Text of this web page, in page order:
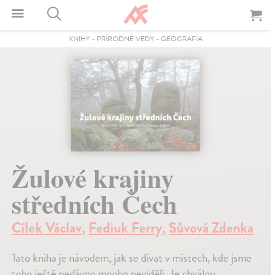
KNIHY- PRÍRODNÉ VEDY- GEOGRAFIA
Žulové krajiny
středních Čech
Cílek Václav, Fediuk Ferry,Sůvová Zdenka
Tato kniha je návodem, jak se dívat v místech, kde jsme